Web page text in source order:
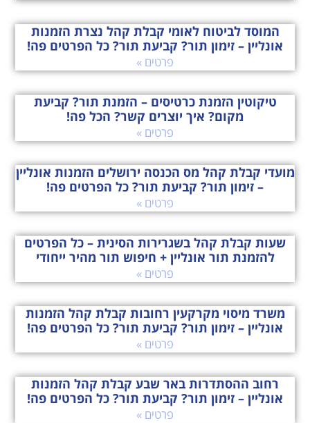
המוסד לביטוח לאומי קבלת קהל נצרת הזמנות
אונליין – זימון תור? קביעת תור? כל הפרטים פה!
פרטים »
טיקוטין הזמנת כרטיסים – הזמנת תור? קביעת
מקום? איך יוצרים קשר? הכל פה!
פרטים »
מועדי קבלת קהל מס הכנסה ירושלים הזמנות אונליין
– זימון תור? קביעת תור? כל הפרטים פה!
פרטים »
שעות קבלת קהל בשגרירות הסינית – כל הפרטים
להזמנת תור אונליין + חיפוש תור מהיר ייחודי
פרטים »
משרד מיסוי מקרקעין רחובות קבלת קהל הזמנות
אונליין – זימון תור? קביעת תור? כל הפרטים פה!
פרטים »
רחוב ההסתדרות באר שבע קבלת קהל הזמנות
אונליין – זימון תור? קביעת תור? כל הפרטים פה!
פרטים »